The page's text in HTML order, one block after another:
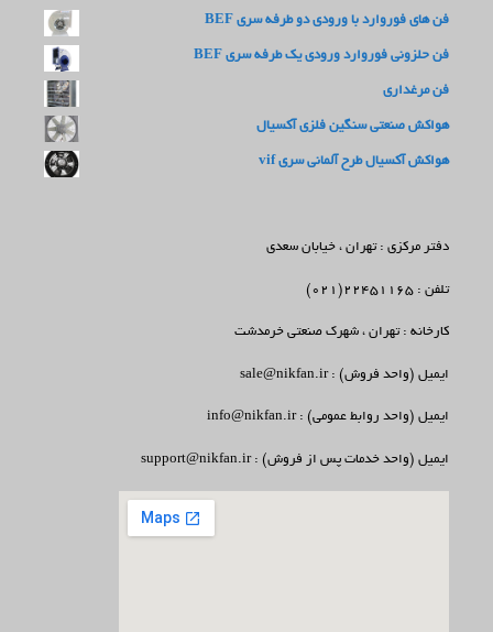
فن های فوروارد با ورودی دو طرفه سری BEF
فن حلزونی فوروارد ورودی یک طرفه سری BEF
فن مرغداری
هواکش صنعتی سنگین فلزی آکسیال
هواکش آکسیال طرح آلمانی سری vif
دفتر مرکزی : تهران ، خیابان سعدی
تلفن : 22451165(021)
کارخانه : تهران ، شهرک صنعتی خرمدشت
ایمیل (واحد فروش) : sale@nikfan.ir
ایمیل (واحد روابط عمومی) : info@nikfan.ir
ایمیل (واحد خدمات پس از فروش) : support@nikfan.ir